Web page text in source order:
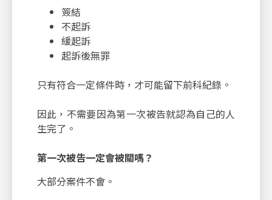
簽結
不起訴
緩起訴
起訴後無罪
只有符合一定條件時，才可能留下前科紀錄。
因此，不需要因為第一次被告就認為自己的人
生完了。
第一次被告一定會被關嗎？
大部分案件不會。